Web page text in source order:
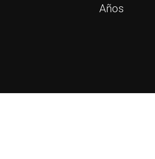
Años